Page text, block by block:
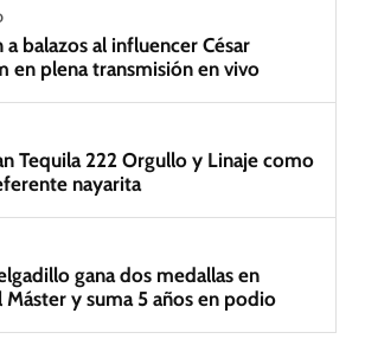
a balazos al influencer César
en plena transmisión en vivo
Tequila 222 Orgullo y Linaje como
nayarita
gana dos medallas en
Máster y suma 5 años en podio